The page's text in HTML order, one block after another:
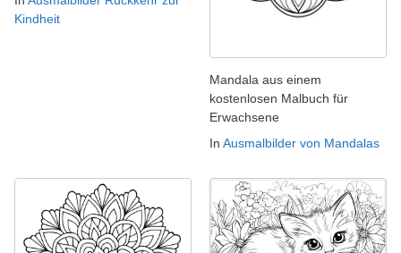
Kindheit
Mandala aus einem
kostenlosen Malbuch für
Erwachsene
In Ausmalbilder von Mandalas